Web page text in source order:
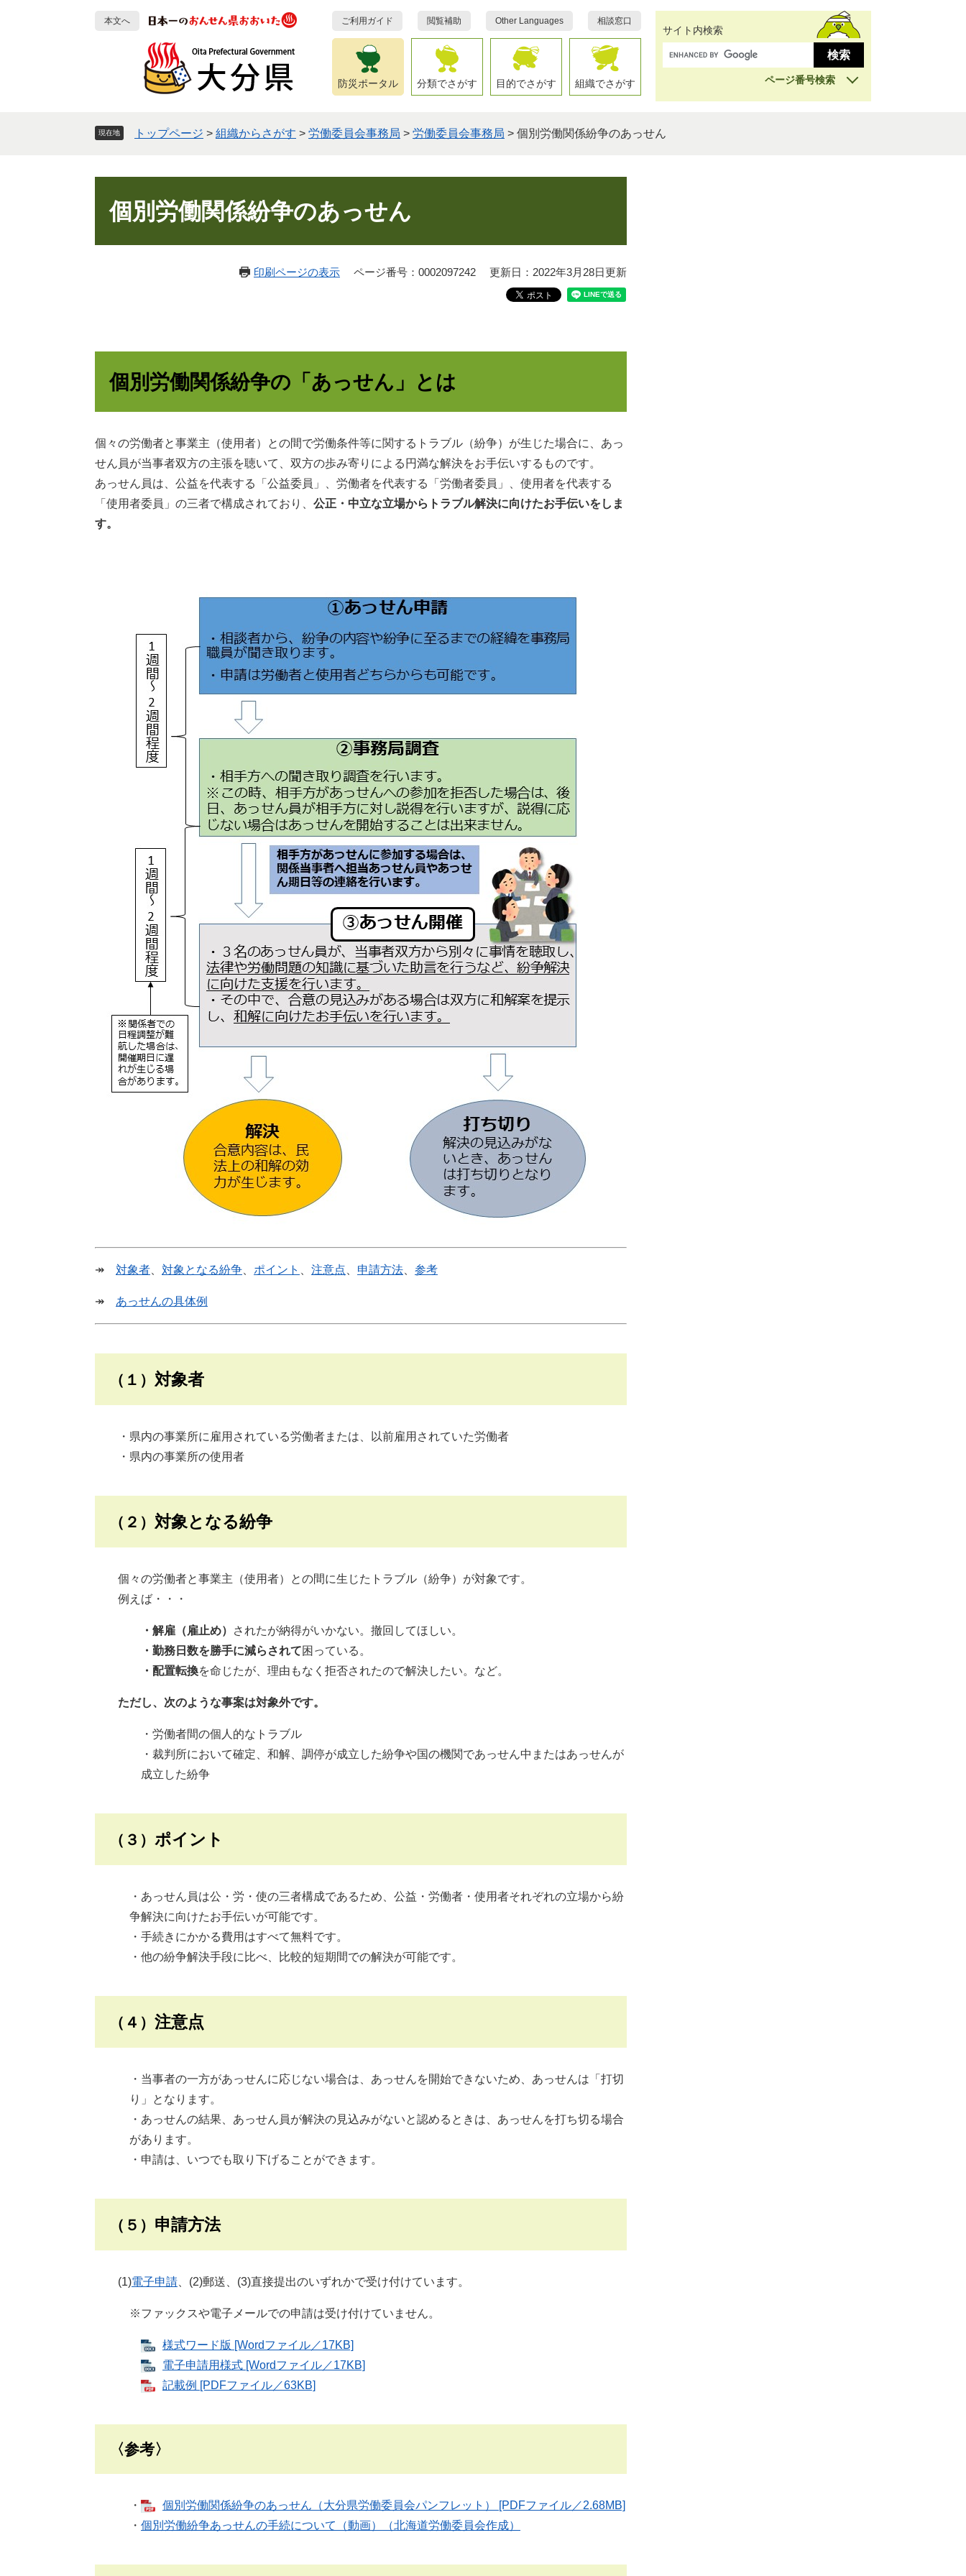
本文へ ご利用ガイド 閲覧補助 Other Languages 相談窓口
防災ポータル 分類でさがす 目的でさがす 組織でさがす
サイト内検索
ページ番号検索
現在地 トップページ > 組織からさがす > 労働委員会事務局 > 労働委員会事務局 > 個別労働関係紛争のあっせん
個別労働関係紛争のあっせん
印刷ページの表示 ページ番号：0002097242 更新日：2022年3月28日更新
個別労働関係紛争の「あっせん」とは
個々の労働者と事業主（使用者）との間で労働条件等に関するトラブル（紛争）が生じた場合に、あっ
せん員が当事者双方の主張を聴いて、双方の歩み寄りによる円満な解決をお手伝いするものです。
あっせん員は、公益を代表する「公益委員」、労働者を代表する「労働者委員」、使用者を代表する
「使用者委員」の三者で構成されており、 公正・中立な立場からトラブル解決に向けたお手伝いをしま
す。
↠ 対象者 対象となる紛争 ポイント 注意点 申請方法 参考
↠ あっせんの具体例
（１） 対象者
・県内の事業所に雇用されている労働者または、以前雇用されていた労働者
・県内の事業所の使用者
（２） 対象となる紛争
個々の労働者と事業主（使用者）との間に生じたトラブル（紛争）が対象です。
例えば・・・
・解雇（雇止め）
されたが納得がいかない。撤回してほしい。
・勤務日数を勝手に減らされて困っている。
・配置転換を命じたが、理由もなく拒否されたので解決したい。など。
ただし、次のような事案は対象外です。
・労働者間の個人的なトラブル
・裁判所において確定、和解、調停が成立した紛争や国の機関であっせん中またはあっせんが
成立した紛争
（３） ポイント
・あっせん員は公・労・使の三者構成であるため、公益・労働者・使用者それぞれの立場から紛
争解決に向けたお手伝いが可能です。
・手続きにかかる費用はすべて無料です。
・他の紛争解決手段に比べ、比較的短期間での解決が可能です。
（４） 注意点
・当事者の一方があっせんに応じない場合は、あっせんを開始できないため、あっせんは「打切
り」となります。
・あっせんの結果、あっせん員が解決の見込みがないと認めるときは、あっせんを打ち切る場合
があります。
・申請は、いつでも取り下げることができます。
（５） 申請方法
(1)電子申請 、(2)郵送、(3)直接提出のいずれかで受け付けています。
※ファックスや電子メールでの申請は受け付けていません。
様式ワード版 [Wordファイル／17KB]
電子申請用様式 [Wordファイル／17KB]
記載例 [PDFファイル／63KB]
〈参考〉
・
個別労働関係紛争のあっせん（大分県労働委員会パンフレット） [PDFファイル／2.68MB]
・ 個別労働紛争あっせんの手続について（動画）（北海道労働委員会作成）